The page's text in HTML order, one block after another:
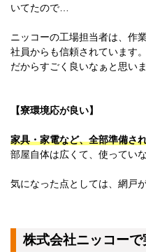
九州エリア
佐賀県
長崎県
熊本県
鹿児島県
沖縄エリア
沖縄県
社員口コミ
特集ページ
スタッフBLOG
アクセス
ご相談・お問い合わせ
いてたので…
ニッコーの工場担当者は、作
社員からも信頼されています。
だからすごく良いなぁと思いま
【寮環境応が良い】
家具・家電など、全部準備さ
部屋自体は広くて、使ってい
気になった点としては、網戸
株式会社ニッコー